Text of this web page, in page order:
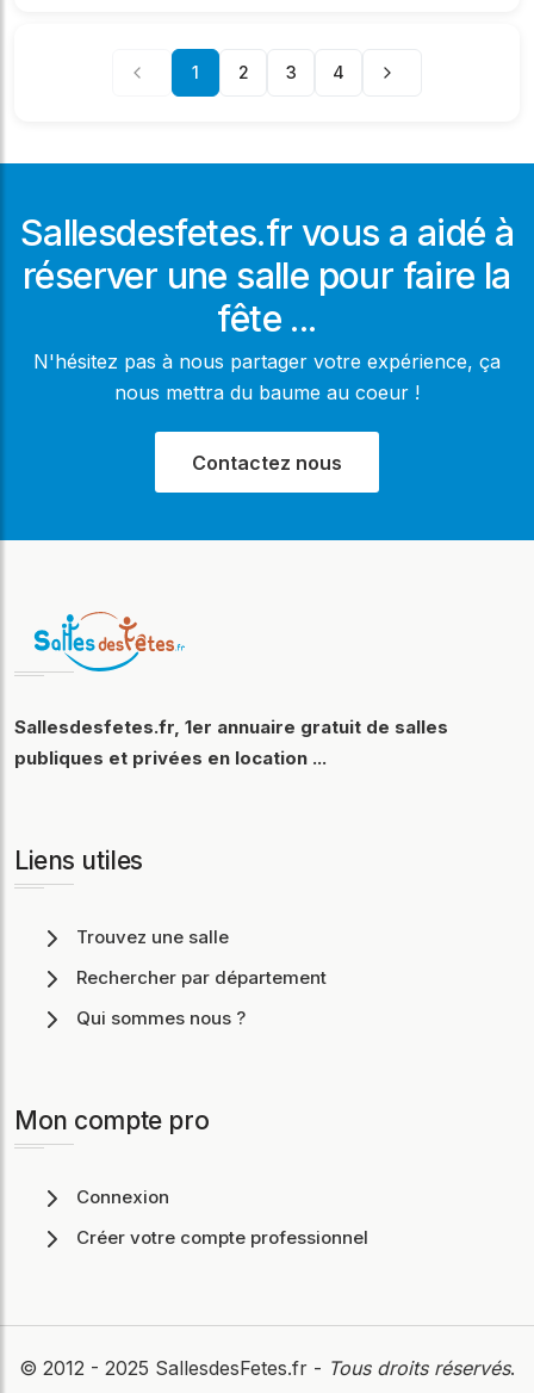
1 2 3 4
Sallesdesfetes.fr vous a aidé à
réserver une salle pour faire la
fête ...
N'hésitez pas à nous partager votre expérience, ça
nous mettra du baume au coeur !
Contactez nous
Sallesdesfetes.fr, 1er annuaire gratuit de salles
publiques et privées en location ...
Liens utiles
Trouvez une salle
Rechercher par département
Qui sommes nous ?
Mon compte pro
Connexion
Créer votre compte professionnel
© 2012 - 2025 SallesdesFetes.fr - Tous droits réservés.